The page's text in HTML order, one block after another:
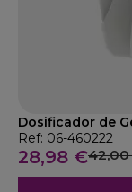
Dosificador de
Ref: 06-460222
28,98 €